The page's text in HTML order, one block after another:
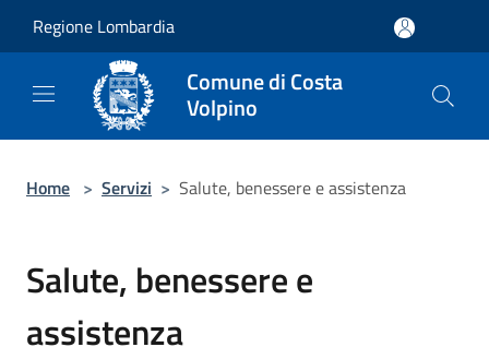
Regione Lombardia
Comune di Costa
Volpino
Home > Servizi > Salute, benessere e assistenza
Salute, benessere e
assistenza